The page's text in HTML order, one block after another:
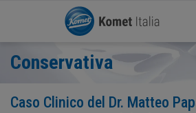
Conservativa
Caso Clinico del Dr. Matteo